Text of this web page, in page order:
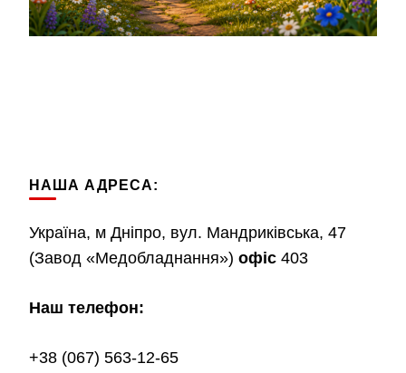
НАША АДРЕСА:
Україна, м Дніпро, вул. Мандриківська, 47
(Завод «Медобладнання») офіс 403
Наш телефон:
+38 (067) 563-12-65